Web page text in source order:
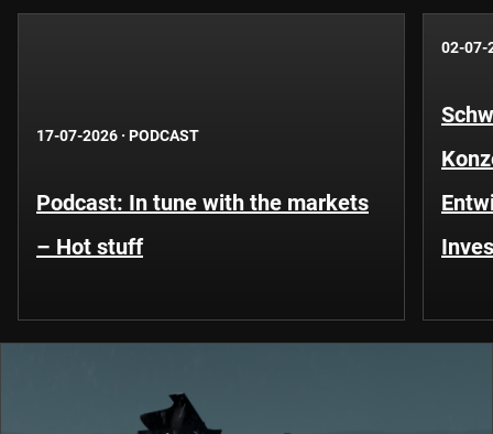
17-07-2026 · PODCAST
Podcast: In tune with the markets
– Hot stuff
02-07-